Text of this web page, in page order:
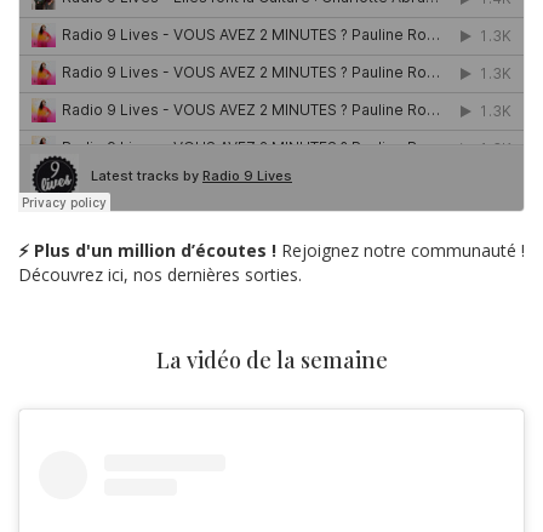
⚡ Plus d'un million d’écoutes ! Rejoignez notre communauté !
Découvrez ici, nos dernières sorties.
La vidéo de la semaine